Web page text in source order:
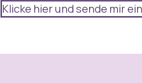
Klicke hier und sende mir